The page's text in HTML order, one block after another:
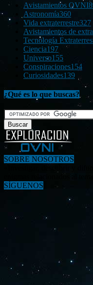
Avistamientos OVNI
Astronomía360
Vida extraterrestre327
Avistamientos de
Tecnología
Ciencia197
Universo155
Conspiraciones154
Curiosidades139
¿Qué es lo que buscas?
SOBRE NOSOTROS
«Investigar, descubrir y
enigmas relacionados al
SÍGUENOS